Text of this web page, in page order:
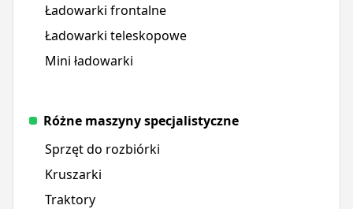
Ładowarki frontalne
Ładowarki teleskopowe
Mini ładowarki
Różne maszyny specjalistyczne
Sprzęt do rozbiórki
Kruszarki
Traktory